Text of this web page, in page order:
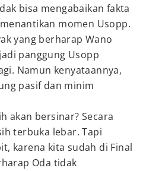
bisa mengabaikan fakta
momen Usopp.
yang berharap Wano
panggung Usopp
Namun kenyataannya,
pasif dan minim
akan bersinar? Secara
terbuka lebar. Tapi
karena kita sudah di Final
Oda tidak